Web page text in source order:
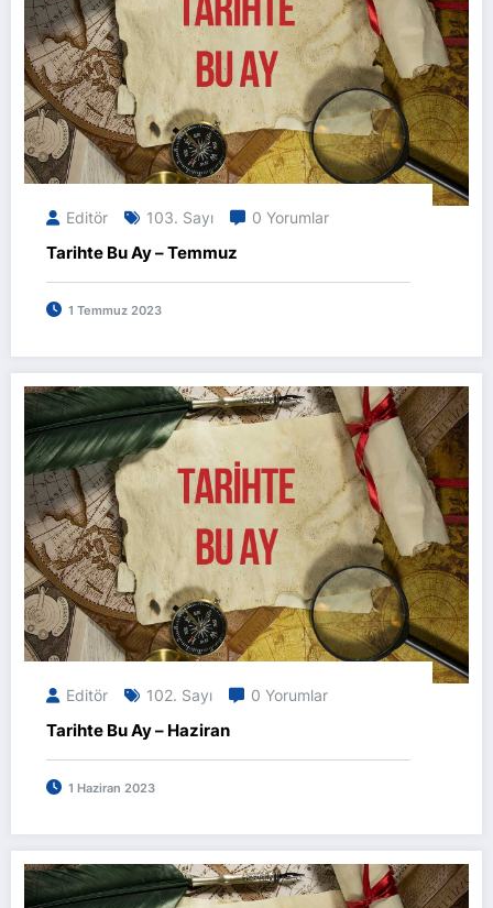
Editör 103. Sayı 0 Yorumlar
Tarihte Bu Ay – Temmuz
1 Temmuz 2023
Editör 102. Sayı 0 Yorumlar
Tarihte Bu Ay – Haziran
1 Haziran 2023